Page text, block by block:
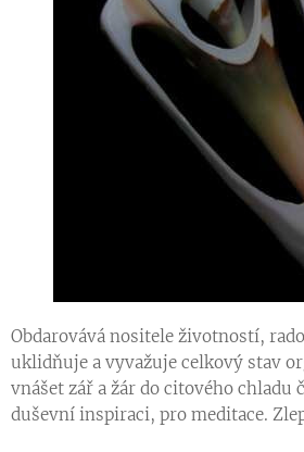
Obdarovává nositele životností,
uklidňuje a vyvažuje celkový stav
vnášet zář a žár do citového chladu
duševní inspiraci, pro meditace.